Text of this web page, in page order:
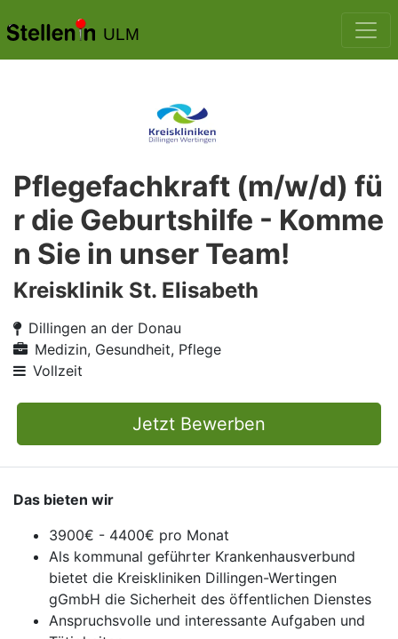
ULM
Pflegefachkraft (m/w/d) fü
r die Geburtshilfe - Komme
n Sie in unser Team!
Kreisklinik St. Elisabeth
Dillingen an der Donau
Medizin, Gesundheit, Pflege
Vollzeit
Jetzt Bewerben
Das bieten wir
3900€ - 4400€ pro Monat
Als kommunal geführter Krankenhausverbund
bietet die Kreiskliniken Dillingen-Wertingen
gGmbH die Sicherheit des öffentlichen Dienstes
Anspruchsvolle und interessante Aufgaben und